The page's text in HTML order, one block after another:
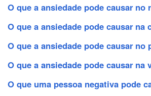
O que a ansiedade pode causar no
O que a ansiedade pode causar na
O que a ansiedade pode causar no
O que a ansiedade pode causar na
O que uma pessoa negativa pode